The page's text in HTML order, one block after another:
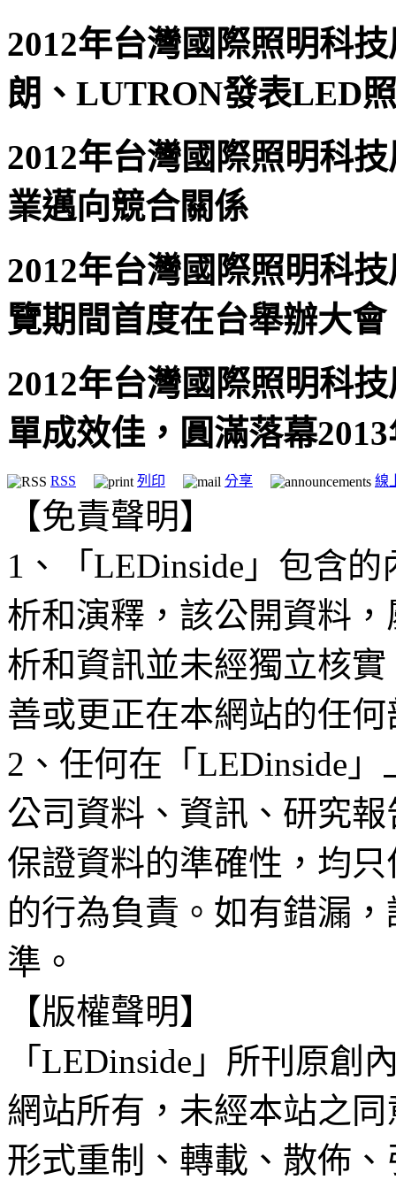
2012年台灣國際照明科
朗、LUTRON發表LED
2012年台灣國際照明科
業邁向競合關係
2012年台灣國際照明科
覽期間首度在台舉辦大會
2012年台灣國際照明科
單成效佳，圓滿落幕
RSS 列印 分享 線
【免責聲明】
1、「LEDinside」包含
析和演釋，該公開資料
析和資訊並未經獨立核
善或更正在本網站的任
2、任何在「LEDinside
公司資料、資訊、研究
保證資料的準確性，均
的行為負責。如有錯漏
準。
【版權聲明】
「LEDinside」所刊原創
網站所有，未經本站之
形式重制、轉載、散佈